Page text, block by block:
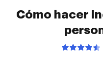
Cómo hacer